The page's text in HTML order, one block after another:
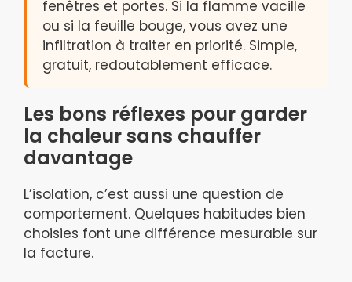
fenêtres et portes. Si la flamme vacille
ou si la feuille bouge, vous avez une
infiltration à traiter en priorité. Simple,
gratuit, redoutablement efficace.
Les bons réflexes pour garder
la chaleur sans chauffer
davantage
L’isolation, c’est aussi une question de
comportement. Quelques habitudes bien
choisies font une différence mesurable sur
la facture.